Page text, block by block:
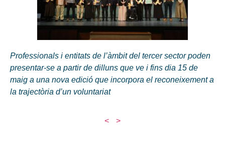
Professionals i entitats de l’àmbit del tercer sector poden
presentar-se a partir de dilluns que ve i fins dia 15 de
maig a una nova edició que incorpora el reconeixement a
la trajectòria d’un voluntariat
< >